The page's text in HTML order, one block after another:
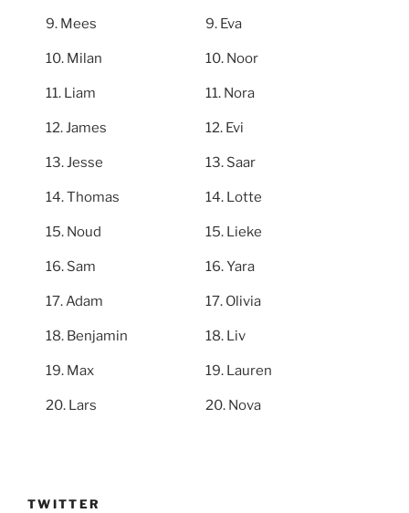
Mees
Milan
Liam
James
Jesse
Thomas
Noud
Sam
Adam
Benjamin
Max
Lars
Eva
Noor
Nora
Evi
Saar
Lotte
Lieke
Yara
Olivia
Liv
Lauren
Nova
TWITTER